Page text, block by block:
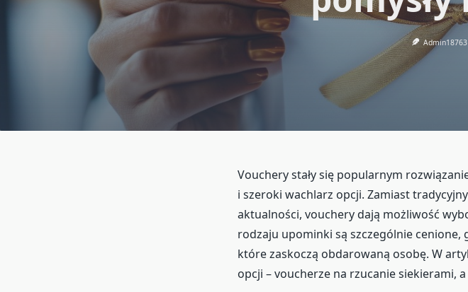
Admin18763
Vouchery stały się popularnym
i szeroki wachlarz opcji. Zamiast
aktualności, vouchery dają możliwość
rodzaju upominki są szczególnie cenione,
które zaskoczą obdarowaną osobę. W
opcji – voucherze na rzucanie siekierami,